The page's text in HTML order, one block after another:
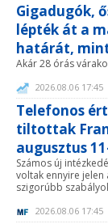
Gigadugók,
lépték át a
határát,
Akár 28 órás
2026.08.06
Telefonos
tiltottak
augusztus
Számos új
voltak ennyire
szigorúbb
2026.08.06